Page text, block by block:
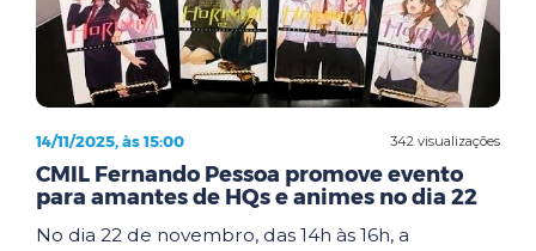
342 visualizações
14/11/2025, às 15:00
CMIL Fernando Pessoa promove evento
para amantes de HQs e animes no dia 22
No dia 22 de novembro, das 14h às 16h, a